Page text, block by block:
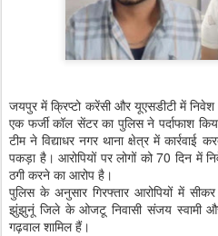
जयपुर में क्रिप्टो करेंसी और यूएसडीटी में
एक फर्जी कॉल सेंटर का पुलिस ने पर्दाफाश
टीम ने विद्याधर नगर थाना क्षेत्र में
पकड़ा है। आरोपियों पर लोगों को 70 दिन में
ठगी करने का आरोप है।
पुलिस के अनुसार गिरफ्तार आरोपियों में
झुंझुनूं जिले के ओजटू निवासी संजय स्वामी
गढ़वाल शामिल हैं।